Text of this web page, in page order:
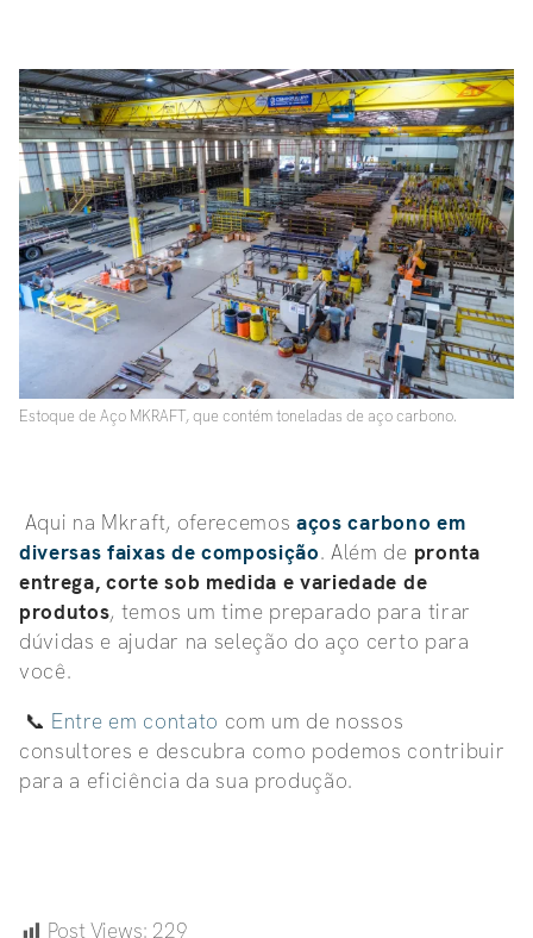
Estoque de Aço MKRAFT, que contém toneladas de aço carbono.
Aqui na Mkraft, oferecemosaços carbono em
diversas faixas de composição. Além de pronta
entrega, corte sob medida e variedade de
produtos, temos um time preparado para tirar
dúvidas e ajudar na seleção do aço certo para
você.
📞 Entre em contato com um de nossos
consultores e descubra como podemos contribuir
para a eficiência da sua produção.
Post Views: 229